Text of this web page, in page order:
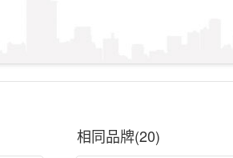
相同品牌(20)